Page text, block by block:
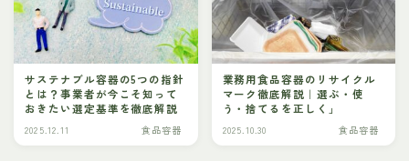
サステナブル容器の5つの指針
とは？事業者が今こそ知って
おきたい選定基準を徹底解説
2025.12.11 食品容器
業務用食品容器のリサイクル
マーク徹底解説｜選ぶ・使
う・捨てるを正しく」
2025.10.30 食品容器